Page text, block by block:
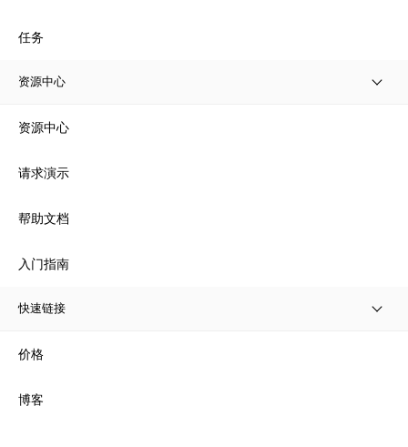
任务
资源中心
资源中心
请求演示
帮助文档
入门指南
快速链接
价格
博客